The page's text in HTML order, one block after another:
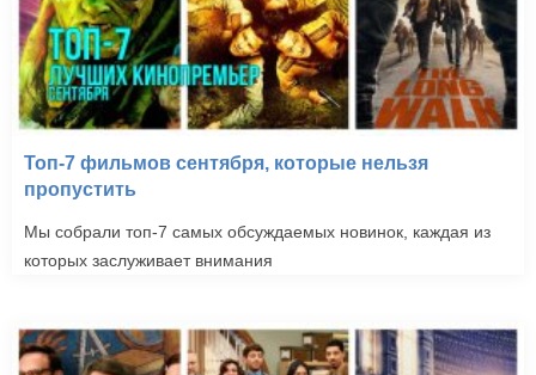
Топ-7 фильмов сентября, которые нельзя
пропустить
Мы собрали топ-7 самых обсуждаемых новинок, каждая из
которых заслуживает внимания